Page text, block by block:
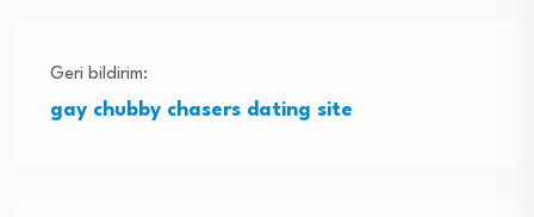
Geri bildirim:
gay chubby chasers dating site